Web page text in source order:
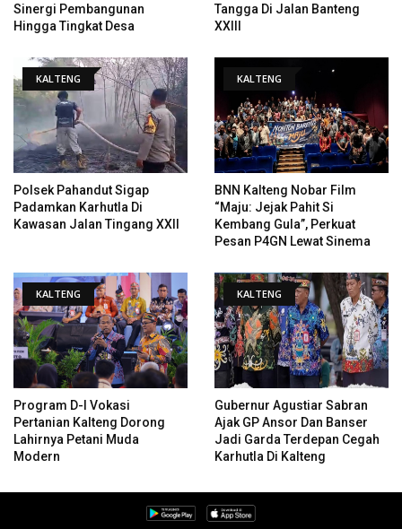
Sinergi Pembangunan
Hingga Tingkat Desa
Tangga Di Jalan Banteng
XXIII
KALTENG
Polsek Pahandut Sigap
Padamkan Karhutla Di
Kawasan Jalan Tingang XXII
KALTENG
BNN Kalteng Nobar Film
“Maju: Jejak Pahit Si
Kembang Gula”, Perkuat
Pesan P4GN Lewat Sinema
KALTENG
Program D-I Vokasi
Pertanian Kalteng Dorong
Lahirnya Petani Muda
Modern
KALTENG
Gubernur Agustiar Sabran
Ajak GP Ansor Dan Banser
Jadi Garda Terdepan Cegah
Karhutla Di Kalteng